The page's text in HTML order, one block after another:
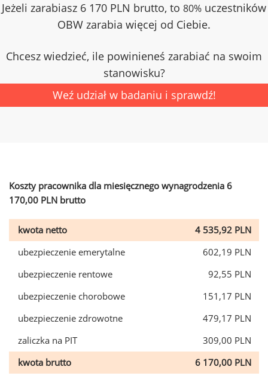
Jeżeli zarabiasz 6 170 PLN brutto, to 80% uczestników
OBW zarabia więcej od Ciebie.
Chcesz wiedzieć, ile powinieneś zarabiać na swoim
stanowisku?
Weź udział w badaniu i sprawdź!
Koszty pracownika dla miesięcznego wynagrodzenia 6
170,00 PLN brutto
kwota netto
4 535,92 PLN
ubezpieczenie emerytalne
602,19 PLN
ubezpieczenie rentowe
92,55 PLN
ubezpieczenie chorobowe
151,17 PLN
ubezpieczenie zdrowotne
479,17 PLN
zaliczka na PIT
309,00 PLN
kwota brutto
6 170,00 PLN